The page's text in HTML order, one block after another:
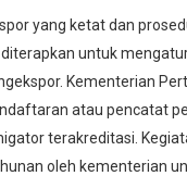
yang ketat dan
untuk
Kementerian
atau pencatat
terakreditasi.
oleh kementerian